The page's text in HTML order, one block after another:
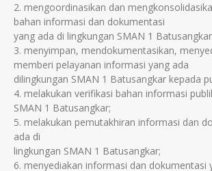
2. mengoordinasikan dan
bahan informasi dan dokumentasi
yang ada di lingkungan SMAN 1
3. menyimpan, mendokumentasikan,
memberi pelayanan informasi yang ada
dilingkungan SMAN 1 Batusangkar kepada
4. melakukan verifikasi bahan informasi
SMAN 1 Batusangkar;
5. melakukan pemutakhiran informasi dan
ada di
lingkungan SMAN 1 Batusangkar;
6. menyediakan informasi dan dokumentasi